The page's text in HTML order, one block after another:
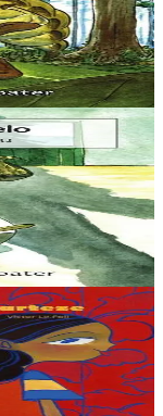
Doareoù iskis
vale e kase
ar peoc’h war ar
Thelo.”
gavan ket hir ma